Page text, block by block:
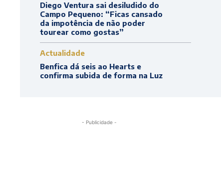
Diego Ventura sai desiludido do
Campo Pequeno: “Ficas cansado
da impotência de não poder
tourear como gostas”
Actualidade
Benfica dá seis ao Hearts e
confirma subida de forma na Luz
- Publicidade -